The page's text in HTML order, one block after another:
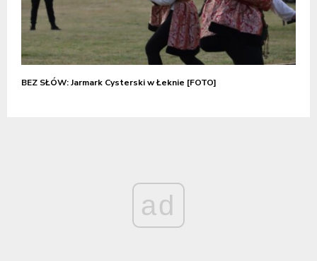
BEZ SŁÓW: Jarmark Cysterski w Łeknie [FOTO]
ad